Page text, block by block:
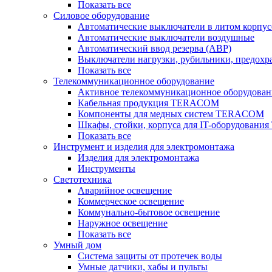
Показать все
Силовое оборудование
Автоматические выключатели в литом
Автоматические выключатели воздушные
Автоматический ввод резерва (АВР)
Выключатели нагрузки, рубильники,
Показать все
Телекоммуникационное оборудование
Активное телекоммуникационное
Кабельная продукция TERACOM
Компоненты для медных систем TERACOM
Шкафы, стойки, корпуса для IT-
Показать все
Инструмент и изделия для электромонтажа
Изделия для электромонтажа
Инструменты
Светотехника
Аварийное освещение
Коммерческое освещение
Коммунально-бытовое освещение
Наружное освещение
Показать все
Умный дом
Система защиты от протечек воды
Умные датчики, хабы и пульты